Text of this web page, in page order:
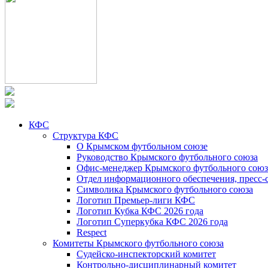
КФС
Структура КФС
О Крымском футбольном союзе
Руководство Крымского футбольного союза
Офис-менеджер Крымского футбольного
Отдел информационного обеспечения, пресс-
Символика Крымского футбольного союза
Логотип Премьер-лиги КФС
Логотип Кубка КФС 2026 года
Логотип Суперкубка КФС 2026 года
Respect
Комитеты Крымского футбольного союза
Судейско-инспекторский комитет
Контрольно-дисциплинарный комитет